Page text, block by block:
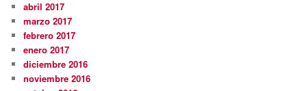
abril 2017
marzo 2017
febrero 2017
enero 2017
diciembre 2016
noviembre 2016